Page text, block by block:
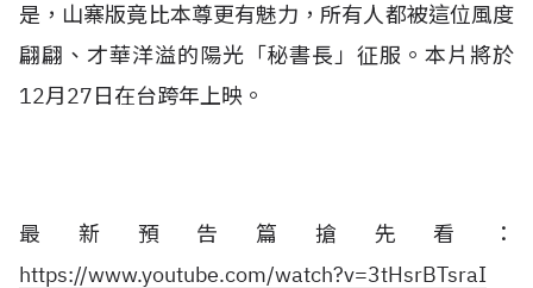
是，山寨版竟比本尊更有魅力，所有人都被這位風度
翩翩、才華洋溢的陽光「秘書長」征服。本片將於
12月27日在台跨年上映。
最新預告篇搶先看：
https://www.youtube.com/watch?v=3tHsrBTsraI